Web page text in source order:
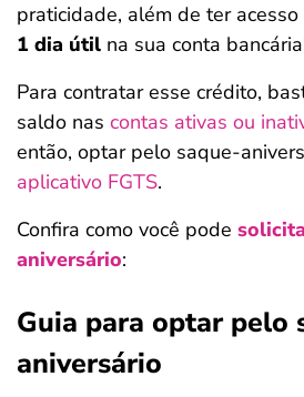
praticidade, além de ter
1 dia útil na sua conta
Para contratar esse crédito,
saldo nas contas ativas ou
então, optar pelo saque-
aplicativo FGTS.
Confira como você pode
aniversário:
Guia para optar pelo
aniversário